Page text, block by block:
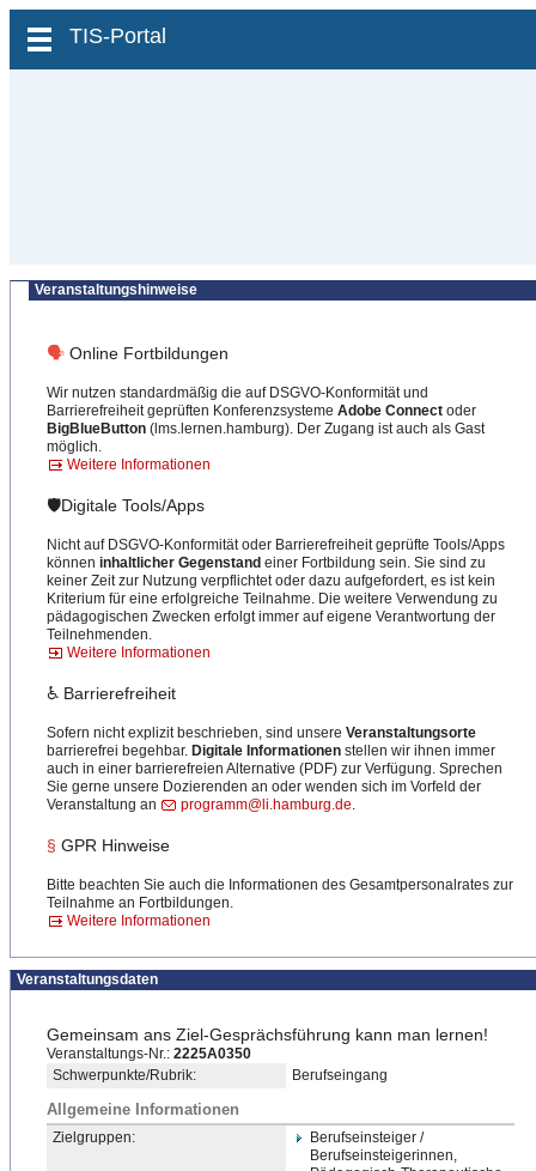
zum Inhalt wechseln
TIS-Portal
Veranstaltungshinweise
🗣 Online Fortbildungen
Wir nutzen standardmäßig die auf DSGVO-Konformität und
Barrierefreiheit geprüften Konferenzsysteme Adobe Connect oder
BigBlueButton (lms.lernen.hamburg). Der Zugang ist auch als Gast
möglich.
Weitere Informationen
🛡️Digitale Tools/Apps
Nicht auf DSGVO-Konformität oder Barrierefreiheit geprüfte Tools/Apps
können inhaltlicher Gegenstand einer Fortbildung sein. Sie sind zu
keiner Zeit zur Nutzung verpflichtet oder dazu aufgefordert, es ist kein
Kriterium für eine erfolgreiche Teilnahme. Die weitere Verwendung zu
pädagogischen Zwecken erfolgt immer auf eigene Verantwortung der
Teilnehmenden.
Weitere Informationen
♿ Barrierefreiheit
Sofern nicht explizit beschrieben, sind unsere Veranstaltungsorte
barrierefrei begehbar. Digitale Informationen stellen wir ihnen immer
auch in einer barrierefreien Alternative (PDF) zur Verfügung. Sprechen
Sie gerne unsere Dozierenden an oder wenden sich im Vorfeld der
Veranstaltung an
programm@li.hamburg.de.
§ GPR Hinweise
Bitte beachten Sie auch die Informationen des Gesamtpersonalrates zur
Teilnahme an Fortbildungen.
Weitere Informationen
Veranstaltungsdaten
Gemeinsam ans Ziel-Gesprächsführung kann man lernen!
Veranstaltungs-Nr.: 2225A0350
Schwerpunkte/Rubrik:
Berufseingang
Allgemeine Informationen
Zielgruppen:
Berufseinsteiger /
Berufseinsteigerinnen,